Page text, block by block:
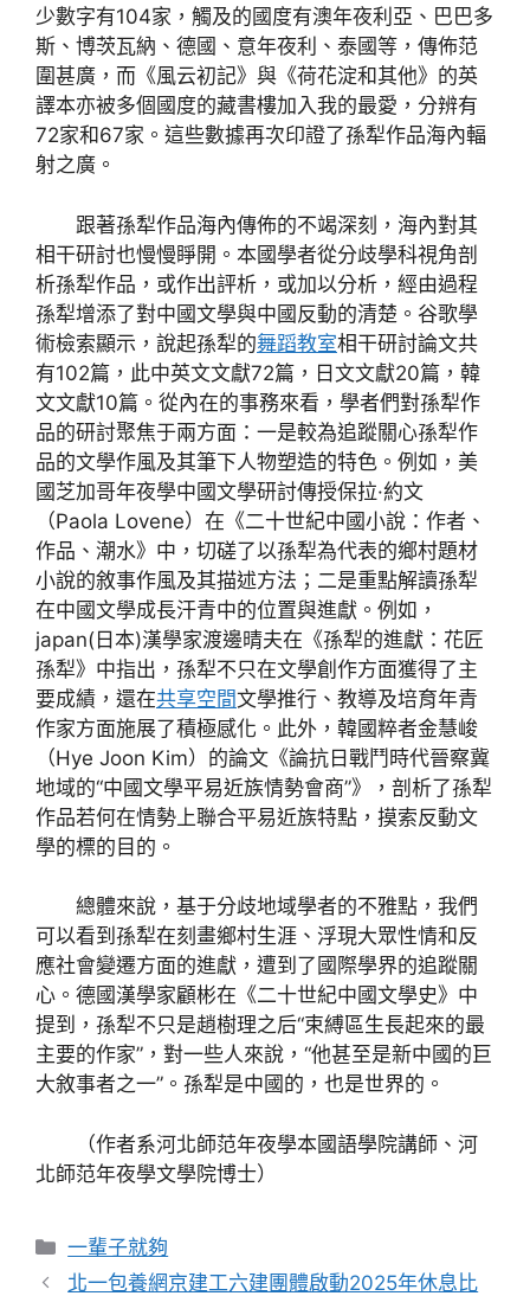
少數字有104家，觸及的國度有澳年夜利亞、巴巴多
斯、博茨瓦納、德國、意年夜利、泰國等，傳佈范
圍甚廣，而《風云初記》與《荷花淀和其他》的英
譯本亦被多個國度的藏書樓加入我的最愛，分辨有
72家和67家。這些數據再次印證了孫犁作品海內輻
射之廣。
跟著孫犁作品海內傳佈的不竭深刻，海內對其
相干研討也慢慢睜開。本國學者從分歧學科視角剖
析孫犁作品，或作出評析，或加以分析，經由過程
孫犁增添了對中國文學與中國反動的清楚。谷歌學
術檢索顯示，說起孫犁的舞蹈教室相干研討論文共
有102篇，此中英文文獻72篇，日文文獻20篇，韓
文文獻10篇。從內在的事務來看，學者們對孫犁作
品的研討聚焦于兩方面：一是較為追蹤關心孫犁作
品的文學作風及其筆下人物塑造的特色。例如，美
國芝加哥年夜學中國文學研討傳授保拉·約文
（Paola Lovene）在《二十世紀中國小說：作者、
作品、潮水》中，切磋了以孫犁為代表的鄉村題材
小說的敘事作風及其描述方法；二是重點解讀孫犁
在中國文學成長汗青中的位置與進獻。例如，
japan(日本)漢學家渡邊晴夫在《孫犁的進獻：花匠
孫犁》中指出，孫犁不只在文學創作方面獲得了主
要成績，還在共享空間文學推行、教導及培育年青
作家方面施展了積極感化。此外，韓國粹者金慧峻
（Hye Joon Kim）的論文《論抗日戰鬥時代晉察冀
地域的“中國文學平易近族情勢會商”》，剖析了孫犁
作品若何在情勢上聯合平易近族特點，摸索反動文
學的標的目的。
總體來說，基于分歧地域學者的不雅點，我們
可以看到孫犁在刻畫鄉村生涯、浮現大眾性情和反
應社會變遷方面的進獻，遭到了國際學界的追蹤關
心。德國漢學家顧彬在《二十世紀中國文學史》中
提到，孫犁不只是趙樹理之后“束縛區生長起來的最
主要的作家”，對一些人來說，“他甚至是新中國的巨
大敘事者之一”。孫犁是中國的，也是世界的。
（作者系河北師范年夜學本國語學院講師、河
北師范年夜學文學院博士）
分
類
一輩子就夠
北一包養網京建工六建團體啟動2025年休息比